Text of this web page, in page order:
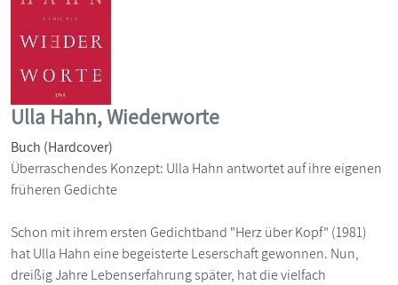
Ulla Hahn, Wiederworte
Buch (Hardcover)
Überraschendes Konzept: Ulla Hahn antwortet auf ihre eigenen
früheren Gedichte
Schon mit ihrem ersten Gedichtband "Herz über Kopf" (1981)
hat Ulla Hahn eine begeisterte Leserschaft gewonnen. Nun,
dreißig Jahre Lebenserfahrung später, hat die vielfach